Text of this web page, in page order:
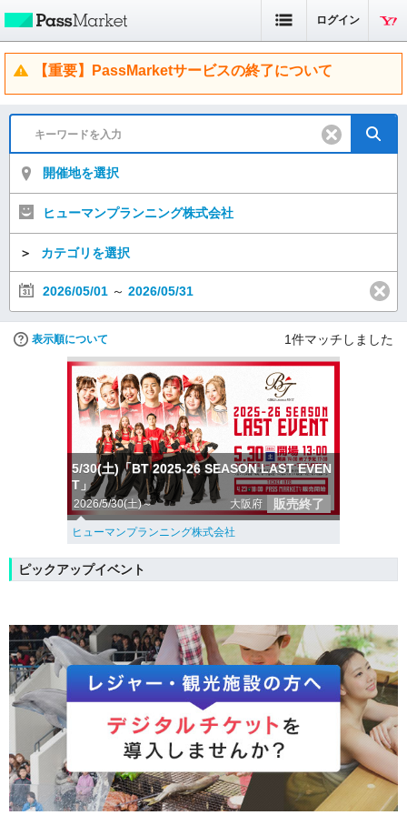
ログイン
【重要】PassMarketサービスの終了について
開催地を選択
ヒューマンプランニング株式会社
＞ カテゴリを選択
2026/05/01 ～ 2026/05/31
表示順について 1件マッチしました
5/30(土)「BT 2025-26 SEASON LAST EVEN
T」
2026/5/30(土)～ 大阪府 販売終了
ヒューマンプランニング株式会社
ピックアップイベント